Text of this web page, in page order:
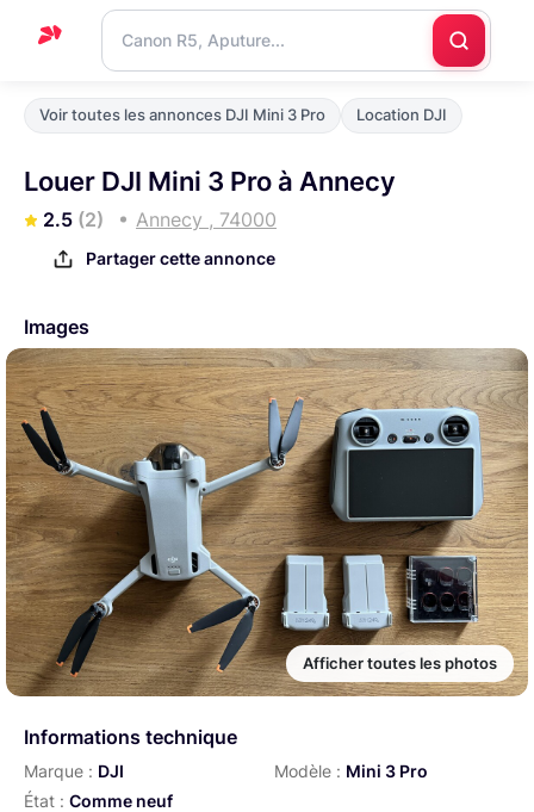
Accueil
Blog
contacter
Voir toutes les annonces DJI Mini 3 Pro Location DJI
Louer DJI Mini 3 Pro à Annecy
2.5 (2) Annecy , 74000
Partager cette annonce
Images
Afficher toutes les photos
Informations technique
Marque : DJI Modèle : Mini 3 Pro
État : Comme neuf